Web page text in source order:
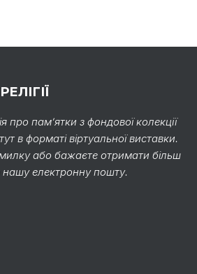
про пам’ятки з фондової колекції
в форматі віртуальної виставки.
або бажаєте отримати більш
нашу електронну пошту.